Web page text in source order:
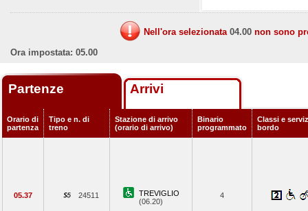
Nell'ora selezionata 04.00 non sono
Ora impostata: 05.00
Partenze Arrivi
Orario di
partenza
Tipo e n. di
treno
Stazione di arrivo
(orario di arrivo)
Binario
programmato
Classi e
bordo
05.37 24511
TREVIGLIO
(06.20)
4